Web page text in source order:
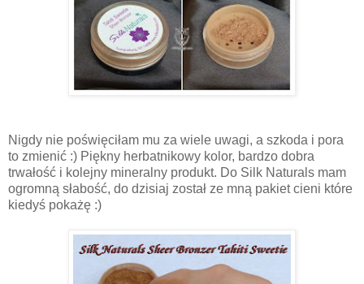
Nigdy nie poświęciłam mu za wiele uwagi, a szkoda i pora
to zmienić :) Piękny herbatnikowy kolor, bardzo dobra
trwałość i kolejny mineralny produkt. Do Silk Naturals mam
ogromną słabość, do dzisiaj został ze mną pakiet cieni które
kiedyś pokażę :)